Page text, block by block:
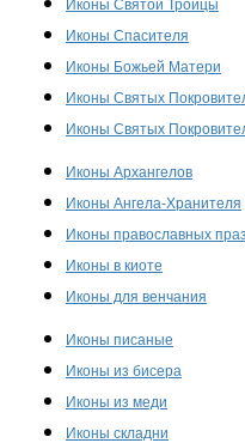
Иконы Святой Троицы
Иконы Спасителя
Иконы Божьей Матери
Иконы Святых
Иконы Святых
Иконы Архангелов
Иконы Ангела-Хранителя
Иконы православных
Иконы в киоте
Иконы для венчания
Иконы писаные
Иконы из бисера
Иконы из меди
Иконы складни